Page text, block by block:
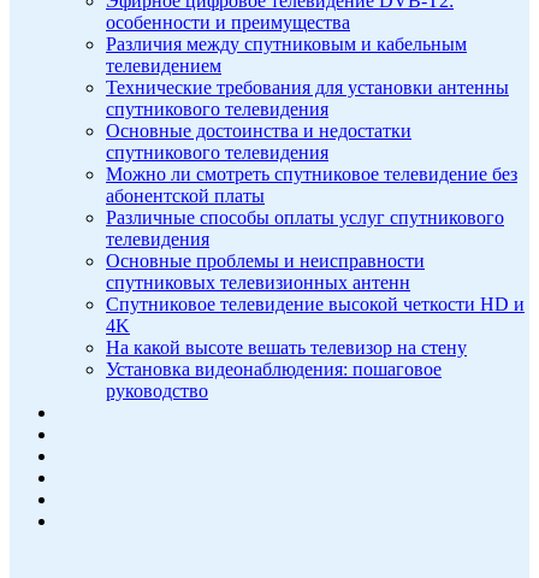
особенности и преимущества
Различия между спутниковым и кабельным
телевидением
Технические требования для установки антенны
спутникового телевидения
Основные достоинства и недостатки
спутникового телевидения
Можно ли смотреть спутниковое телевидение без
абонентской платы
Различные способы оплаты услуг спутникового
телевидения
Основные проблемы и неисправности
спутниковых телевизионных антенн
Спутниковое телевидение высокой четкости HD и
4K
На какой высоте вешать телевизор на стену
Установка видеонаблюдения: пошаговое
руководство